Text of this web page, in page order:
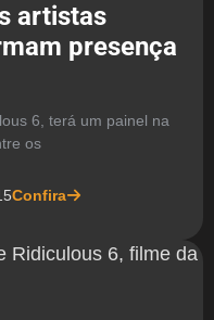
artistas
presença
6, terá um painel na
os
Confira